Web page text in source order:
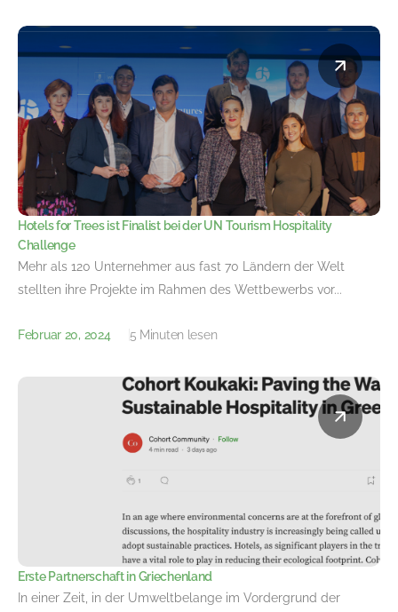
Hotels for Trees ist Finalist bei der UN Tourism Hospitality
Challenge
Mehr als 120 Unternehmer aus fast 70 Ländern der Welt
stellten ihre Projekte im Rahmen des Wettbewerbs vor...
Februar 20, 2024 5 Minuten lesen
Erste Partnerschaft in Griechenland
In einer Zeit, in der Umweltbelange im Vordergrund der